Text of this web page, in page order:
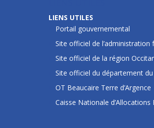
LIENS UTILES
Portail gouvernemental
Site officiel de l’administration
Site officiel de la région
Site officiel du département du
OT Beaucaire Terre d’Argence
Caisse Nationale d’Allocations